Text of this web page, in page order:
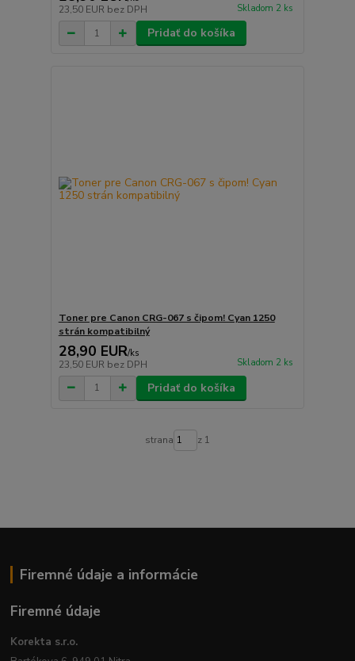
23,50 EUR bez DPH Skladom 2 ks
Pridať do košíka
Toner pre Canon CRG-067 s čipom! Cyan 1250
strán kompatibilný
28,90 EUR/ks
23,50 EUR bez DPH Skladom 2 ks
Pridať do košíka
strana z 1
Firemné údaje a informácie
Firemné údaje
Korekta s.r.o.